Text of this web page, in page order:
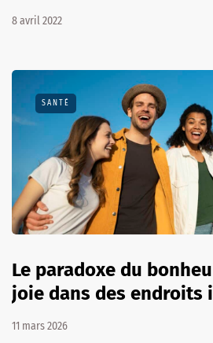
8 avril 2022
SANTÉ
Le paradoxe du
joie dans des endroits
11 mars 2026